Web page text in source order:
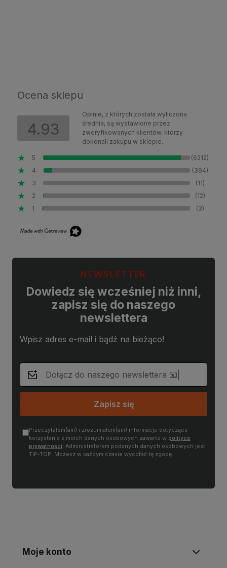
Ocena sklepu
4.93
Opinie, z których została wyliczona
średnia, są wystawione przez
zweryfikowanych klientów, którzy
dokonali zakupu w sklepie.
5
(6212)
4
(394)
3
(11)
2
(12)
1
(3)
NEWSLETTER
Dowiedz się wcześniej niż inni,
zapisz się do naszego
newslettera
Wpisz adres e-mail i bądź na bieżąco!
Zapisz się
Przeczytałem(am) i zrozumiałem(am) informacje dotyczące
korzystania z moich danych osobowych zawarte w polityce
prywatności. Administratorem podanych danych osobowych jest
TIP-TOP. Możesz w każdym czasie wycofać tę zgodę.
Moje konto